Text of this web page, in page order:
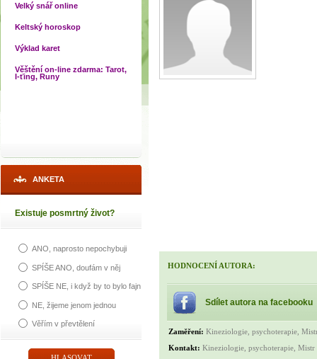
Velký snář online
Keltský horoskop
Výklad karet
Věštění on-line zdarma: Tarot,
I-ťing, Runy
ANKETA
Existuje posmrtný život?
ANO, naprosto nepochybuji
SPÍŠE ANO, doufám v něj
SPÍŠE NE, i když by to bylo fajn
NE, žijeme jenom jednou
Věřím v převtělení
HODNOCENÍ AUTORA:
Sdílet autora na facebooku
Zaměření: Kineziologie, psychoterapie,
Kontakt: Kineziologie, psychoterapie,